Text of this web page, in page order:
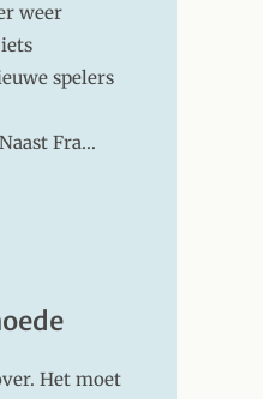
weer
spelers
Fra…
Het moet